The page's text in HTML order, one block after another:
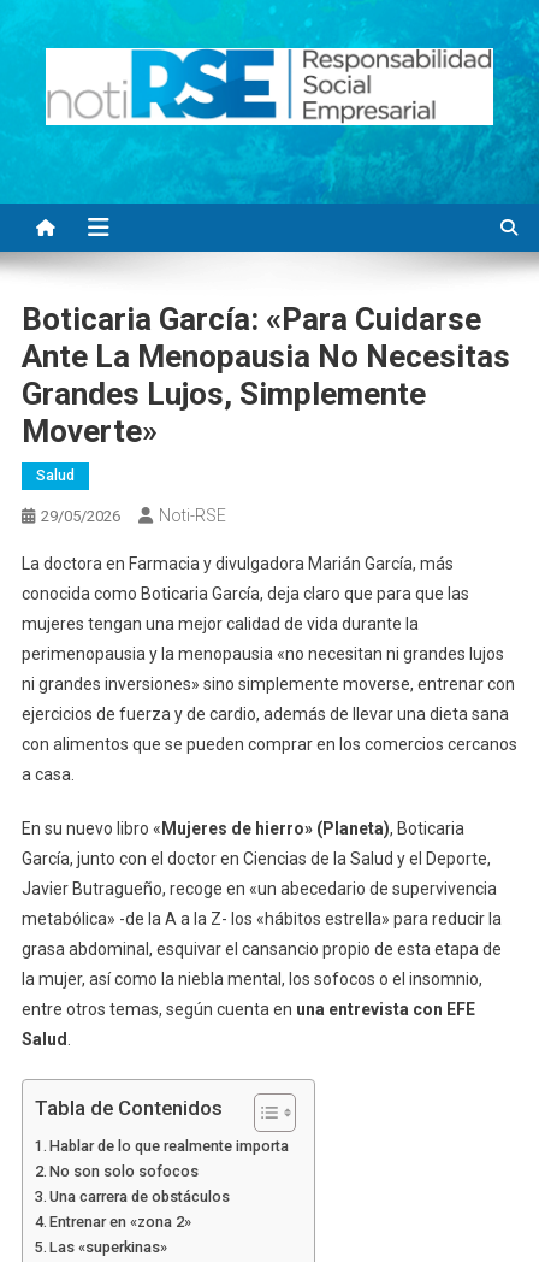
Noti RSE
Noticias con sentido responsable
Boticaria García: «Para Cuidarse
Ante La Menopausia No Necesitas
Grandes Lujos, Simplemente
Moverte»
Salud
29/05/2026 Noti-RSE
La doctora en Farmacia y divulgadora Marián García, más
conocida como Boticaria García, deja claro que para que las
mujeres tengan una mejor calidad de vida durante la
perimenopausia y la menopausia «no necesitan ni grandes lujos
ni grandes inversiones» sino simplemente moverse, entrenar con
ejercicios de fuerza y de cardio, además de llevar una dieta sana
con alimentos que se pueden comprar en los comercios cercanos
a casa.
En su nuevo libro « Mujeres de hierro» (Planeta), Boticaria
García, junto con el doctor en Ciencias de la Salud y el Deporte,
Javier Butragueño, recoge en «un abecedario de supervivencia
metabólica» -de la A a la Z- los «hábitos estrella» para reducir la
grasa abdominal, esquivar el cansancio propio de esta etapa de
la mujer, así como la niebla mental, los sofocos o el insomnio,
entre otros temas, según cuenta en una entrevista con EFE
Salud.
Tabla de Contenidos
Hablar de lo que realmente importa
No son solo sofocos
Una carrera de obstáculos
Entrenar en «zona 2»
Las «superkinas»